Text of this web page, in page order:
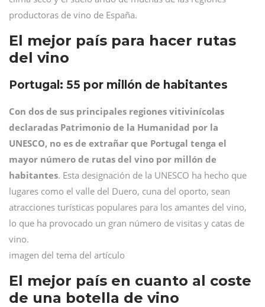
productoras de vino de España.
El mejor país para hacer rutas
del vino
Portugal: 55 por millón de habitantes
Con dos de sus principales regiones vitivinícolas
declaradas Patrimonio de la Humanidad por la
UNESCO, no es de extrañar que Portugal tenga el
mayor número de rutas del vino por millón de
habitantes. Esta designación de la UNESCO ha hecho que
lugares como el valle del Duero, cuna del oporto, sean
atracciones turísticas populares para los amantes del vino,
lo que ha provocado un gran número de visitas y catas de
vino.
imagen del tema del artículo
El mejor país en cuanto al coste
de una botella de vino